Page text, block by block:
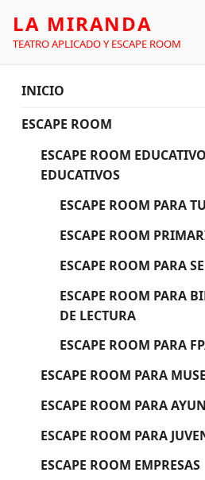
LA MIRANDA
TEATRO APLICADO Y ESCAPE ROOM
INICIO
ESCAPE ROOM
ESCAPE ROOM
EDUCATIVOS
ESCAPE ROOM PARA
ESCAPE ROOM
ESCAPE ROOM PARA
ESCAPE ROOM PARA
DE LECTURA
ESCAPE ROOM PARA
ESCAPE ROOM PARA
ESCAPE ROOM PARA
ESCAPE ROOM PARA
ESCAPE ROOM EMPRESAS